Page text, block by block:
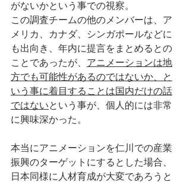
がないかという事での視察。
この調査チームの他のメンバーは、ア
メリカ、カナダ、シンガポールなどに
も出向き、年内に提言をまとめるとの
ことであったが、 アニメーションは地
方でも可能性があるのではないか、と
いう事に着目することは国内だけの話
ではないという事が、個人的には非常
に興味深かった。
本当にアニメーションを仁川での産業
振興のターゲットにするとした場合、
日本同様に人材育成が大変であろうと